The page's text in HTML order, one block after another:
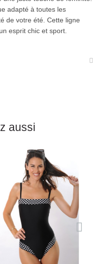
adapté à toutes les
de votre été. Cette ligne
esprit chic et sport.
aussi